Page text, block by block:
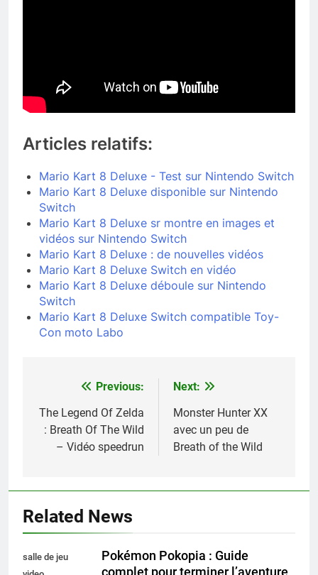
Articles relatifs:
Mario Kart 8 Deluxe - Test sur Nintendo Switch
Mario Kart 8 Deluxe disponible sur Nintendo
Switch
Mario Kart 8 Deluxe sr montre en images et
vidéos sur Nintendo Switch
Mario Kart 8 Deluxe : de nouvelles vidéos
Mario Kart 8 Deluxe Switch en vidéo
Mario Kart 8 Deluxe déboule sur Nintendo
Switch
Mario Kart 8 Deluxe Switch compatible Toy-
Con moto Labo
Navigation
de
l’article
Previous:
The Legend Of Zelda
: Breath Of The Wild
– Vidéo speedrun
Next:
Monster Hunter XX
avec un peu de
Breath of the Wild
Related News
salle de jeu
Pokémon Pokopia : Guide
complet pour terminer l’aventure